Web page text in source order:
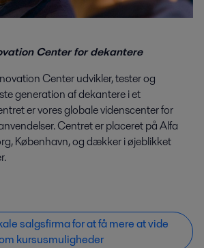
Center for dekantere
Center udvikler, tester og
generation af dekantere i et
er vores globale videnscenter for
Centret er placeret på Alfa
København, og dækker i øjeblikket
salgsfirma for at få mere at vide
kursusmuligheder